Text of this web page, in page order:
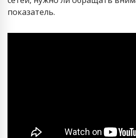
показатель.